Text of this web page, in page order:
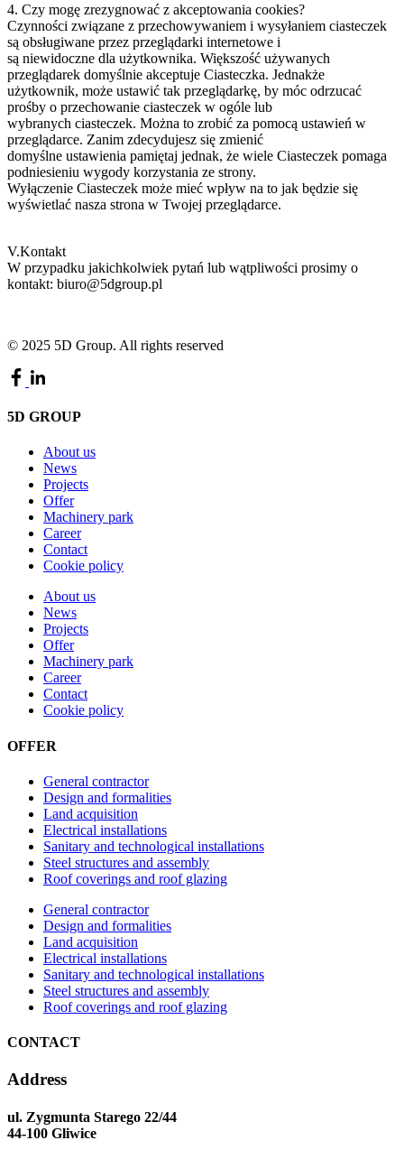
4. Czy mogę zrezygnować z akceptowania cookies?
Czynności związane z przechowywaniem i wysyłaniem ciasteczek
są obsługiwane przez przeglądarki internetowe i
są niewidoczne dla użytkownika. Większość używanych
przeglądarek domyślnie akceptuje Ciasteczka. Jednakże
użytkownik, może ustawić tak przeglądarkę, by móc odrzucać
prośby o przechowanie ciasteczek w ogóle lub
wybranych ciasteczek. Można to zrobić za pomocą ustawień w
przeglądarce. Zanim zdecydujesz się zmienić
domyślne ustawienia pamiętaj jednak, że wiele Ciasteczek pomaga
podniesieniu wygody korzystania ze strony.
Wyłączenie Ciasteczek może mieć wpływ na to jak będzie się
wyświetlać nasza strona w Twojej przeglądarce.
V.Kontakt
W przypadku jakichkolwiek pytań lub wątpliwości prosimy o
kontakt: biuro@5dgroup.pl
© 2025 5D Group. All rights reserved
5D GROUP
About us
News
Projects
Offer
Machinery park
Career
Contact
Cookie policy
About us
News
Projects
Offer
Machinery park
Career
Contact
Cookie policy
OFFER
General contractor
Design and formalities
Land acquisition
Electrical installations
Sanitary and technological installations
Steel structures and assembly
Roof coverings and roof glazing
General contractor
Design and formalities
Land acquisition
Electrical installations
Sanitary and technological installations
Steel structures and assembly
Roof coverings and roof glazing
CONTACT
Address
ul. Zygmunta Starego 22/44
44-100 Gliwice